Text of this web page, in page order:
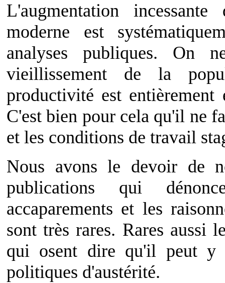
L'augmentation
moderne est
analyses publiques. On
vieillissement de la
productivité est entièrement
C'est bien pour cela qu'il ne
et les conditions de travail
Nous avons le devoir de
publications qui
accaparements et les
sont très rares. Rares aussi
qui osent dire qu'il peut y
politiques d'austérité.